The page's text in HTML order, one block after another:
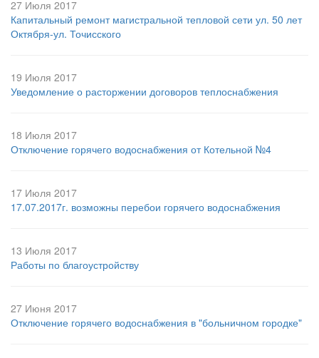
27 Июля 2017
Капитальный ремонт магистральной тепловой сети ул. 50 лет
Октября-ул. Точисского
19 Июля 2017
Уведомление о расторжении договоров теплоснабжения
18 Июля 2017
Отключение горячего водоснабжения от Котельной №4
17 Июля 2017
17.07.2017г. возможны перебои горячего водоснабжения
13 Июля 2017
Работы по благоустройству
27 Июня 2017
Отключение горячего водоснабжения в "больничном городке"